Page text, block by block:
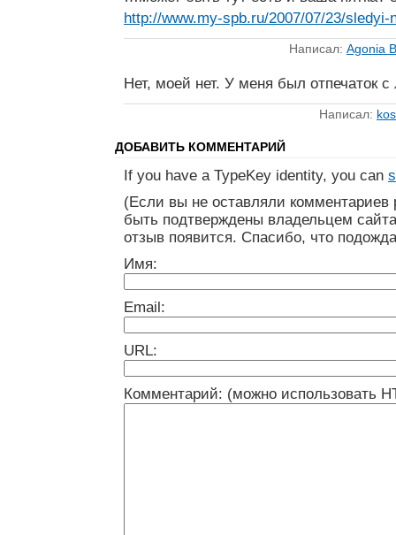
http://www.my-spb.ru/2007/07/23/sledyi-
Написал: Agonia
Нет, моей нет. У меня был отпечаток с
Написал:
ДОБАВИТЬ КОММЕНТАРИЙ
If you have a TypeKey identity, you can
(Если вы не оставляли
быть подтверждены владельцем
отзыв появится. Спасибо, что
Имя:
Email:
URL:
Комментарий: (можно использовать